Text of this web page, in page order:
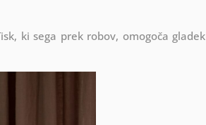
ki sega prek robov, omogoča gladek